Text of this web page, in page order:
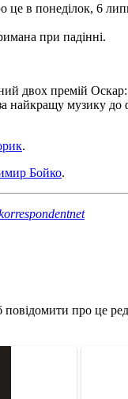
в понеділок, 6
при падінні.
двох премій
найкращу музику
.
Бойко.
повідомити про це